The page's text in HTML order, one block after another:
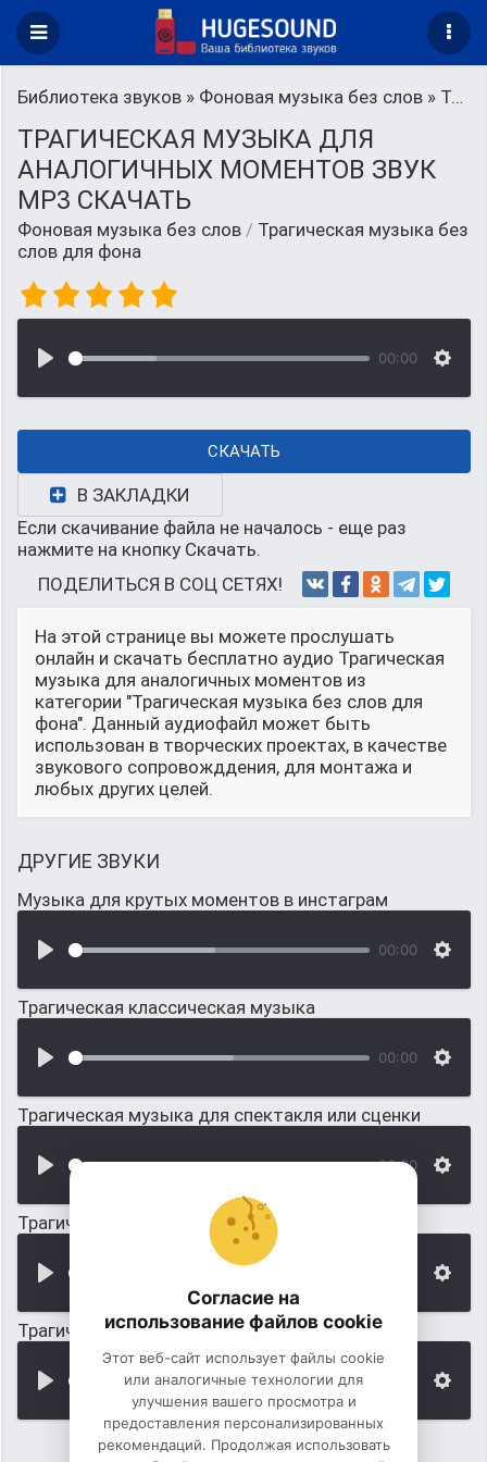
Библиотека звуков » Фоновая музыка без слов » Трагическая музыка без слов для фона
ТРАГИЧЕСКАЯ МУЗЫКА ДЛЯ
АНАЛОГИЧНЫХ МОМЕНТОВ ЗВУК
MP3 СКАЧАТЬ
Фоновая музыка без слов / Трагическая музыка без
слов для фона
00:00
СКАЧАТЬ
В ЗАКЛАДКИ
Если скачивание файла не началось - еще раз
нажмите на кнопку Скачать.
ПОДЕЛИТЬСЯ В СОЦ СЕТЯХ!
На этой странице вы можете прослушать
онлайн и скачать бесплатно аудио Трагическая
музыка для аналогичных моментов из
категории "Трагическая музыка без слов для
фона". Данный аудиофайл может быть
использован в творческих проектах, в качестве
звукового сопровожддения, для монтажа и
любых других целей.
ДРУГИЕ ЗВУКИ
Музыка для крутых моментов в инстаграм
00:00
Трагическая классическая музыка
00:00
Трагическая музыка для спектакля или сценки
00:00
Трагическая музыка для большой трагедии
Трагическая музыка в силе &laquo;Рок&raquo;
Согласие на
использование файлов cookie
Этот веб-сайт использует файлы cookie
или аналогичные технологии для
улучшения вашего просмотра и
предоставления персонализированных
рекомендаций. Продолжая использовать